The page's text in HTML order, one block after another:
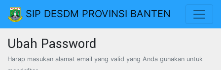
SIP DESDM PROVINSI BANTEN
Ubah Password
Harap masukan alamat email yang valid yang Anda gunakan untuk